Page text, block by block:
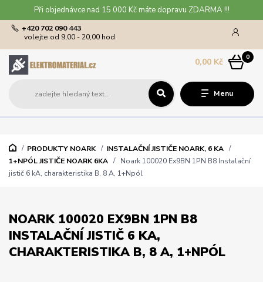
Při objednávce nad 15 000 Kč máte dopravu ZDARMA !!!
Menu
+420 702 090 443
volejte od 9,00 - 20,00 hod
0
0,00 Kč
PRODUKTY NOARK
INSTALAČNÍ JISTIČE NOARK, 6 KA
1+NPÓL JISTIČE NOARK 6KA
Noark 100020 Ex9BN 1PN B8 Instalační
jistič 6 kA, charakteristika B, 8 A, 1+Npól
NOARK 100020 EX9BN 1PN B8
INSTALAČNÍ JISTIČ 6 KA,
CHARAKTERISTIKA B, 8 A, 1+NPÓL